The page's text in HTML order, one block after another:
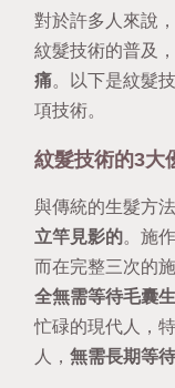
對於許多人來說
紋髮技術的普及
痛。以下是紋髮
項技術。
紋髮技術的3大
與傳統的生髮方
立竿見影的。施
而在完整三次的
全無需等待毛囊
忙碌的現代人，
人，無需長期等